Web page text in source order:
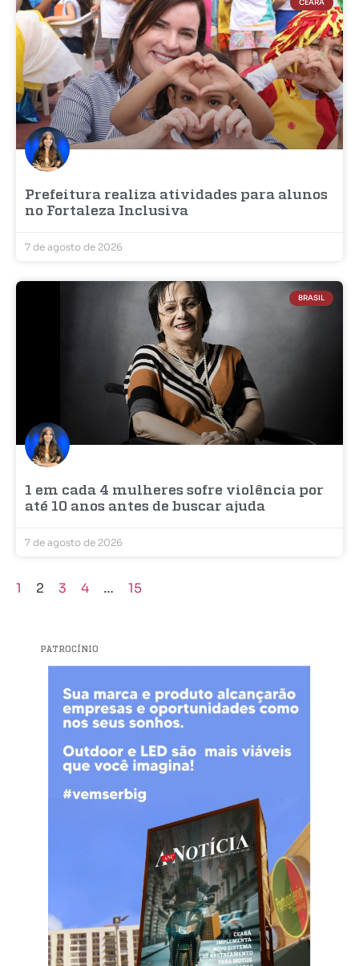
CEARÁ
Prefeitura realiza atividades para alunos
no Fortaleza Inclusiva
7 de agosto de 2026
BRASIL
1 em cada 4 mulheres sofre violência por
até 10 anos antes de buscar ajuda
7 de agosto de 2026
1 2 3 4 … 15
PATROCÍNIO